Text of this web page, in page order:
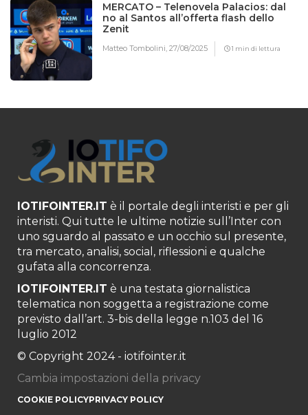
MERCATO – Telenovela Palacios: dal
no al Santos all’offerta flash dello
Zenit
Matteo Tombolini,27/08/2025 1 min di lettura
IOTIFOINTER.IT è il portale degli interisti e per gli
interisti. Qui tutte le ultime notizie sull’Inter con
uno sguardo al passato e un occhio sul presente,
tra mercato, analisi, social, riflessioni e qualche
gufata alla concorrenza.
IOTIFOINTER.IT è una testata giornalistica
telematica non soggetta a registrazione come
previsto dall’art. 3-bis della legge n.103 del 16
luglio 2012
© Copyright 2024 - iotifointer.it
Cambia impostazioni della privacy
COOKIE POLICYPRIVACY POLICY